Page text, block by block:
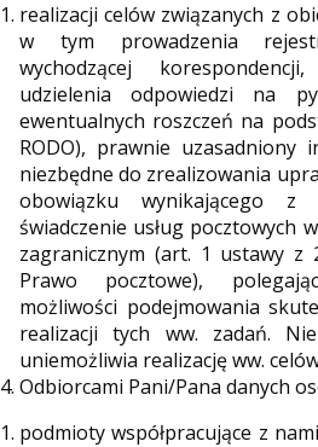
realizacji celów związanych z
w tym prowadzenia
wychodzącej
udzielenia odpowiedzi na
ewentualnych roszczeń na
RODO), prawnie uzasadniony
niezbędne do zrealizowania
obowiązku wynikającego
świadczenie usług pocztowych
zagranicznym (art. 1 ustawy z
Prawo pocztowe),
możliwości podejmowania
realizacji tych ww. zadań.
uniemożliwia realizację ww.
Odbiorcami Pani/Pana danych
podmioty współpracujące z